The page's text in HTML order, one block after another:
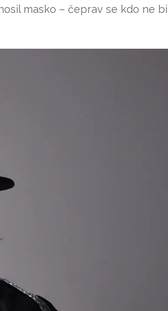
masko – čeprav se kdo ne bi